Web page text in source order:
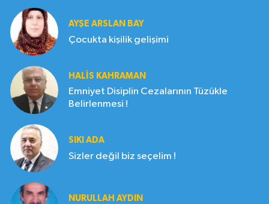
AYŞE ARSLAN BAY
Çocukta kişilik gelişimi
HALIS KAHRAMAN
Emniyet Disiplin Cezalarının Tüzükle
Belirlenmesi !
SIKI ADA
Sizler değil biz seçelim !
NURULLAH AYDIN